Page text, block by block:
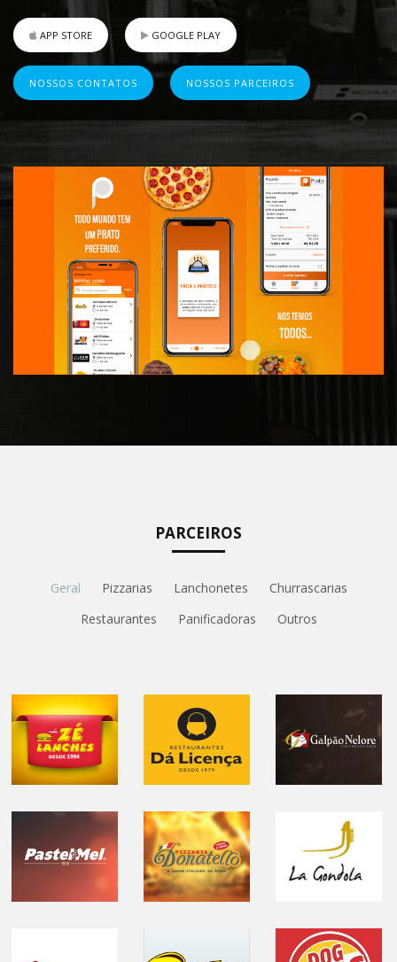
APP STORE GOOGLE PLAY
NOSSOS CONTATOS NOSSOS PARCEIROS
PARCEIROS
Geral Pizzarias Lanchonetes
Churrascarias
Restaurantes
Panificadoras Outros